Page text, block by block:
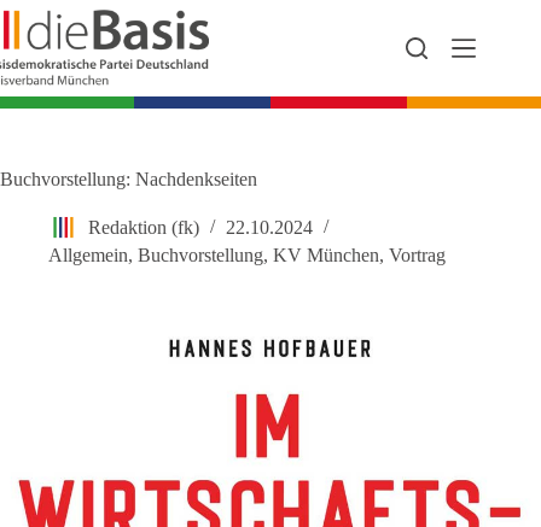
Zum
Inhalt
springen
Buchvorstellung: Nachdenkseiten
Redaktion (fk)
22.10.2024
Allgemein, Buchvorstellung, KV München, Vortrag